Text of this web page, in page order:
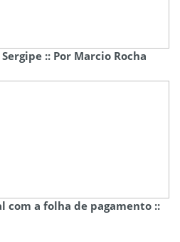
:: Por Marcio Rocha
com a folha de pagamento ::